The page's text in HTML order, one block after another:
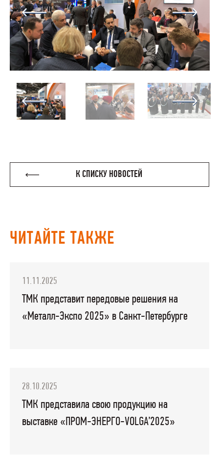
К СПИСКУ НОВОСТЕЙ
ЧИТАЙТЕ ТАКЖЕ
11.11.2025
ТМК представит передовые решения на
«Металл-Экспо 2025» в Санкт-Петербурге
28.10.2025
ТМК представила свою продукцию на
выставке «ПРОМ-ЭНЕРГО-VOLGA’2025»